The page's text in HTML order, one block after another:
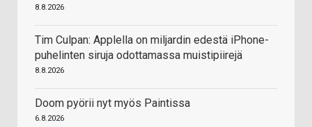
8.8.2026
Tim Culpan: Applella on miljardin edestä iPhone-
puhelinten siruja odottamassa muistipiirejä
8.8.2026
Doom pyörii nyt myös Paintissa
6.8.2026